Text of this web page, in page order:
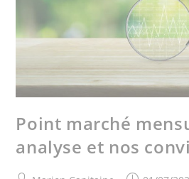
Point marché
analyse et nos